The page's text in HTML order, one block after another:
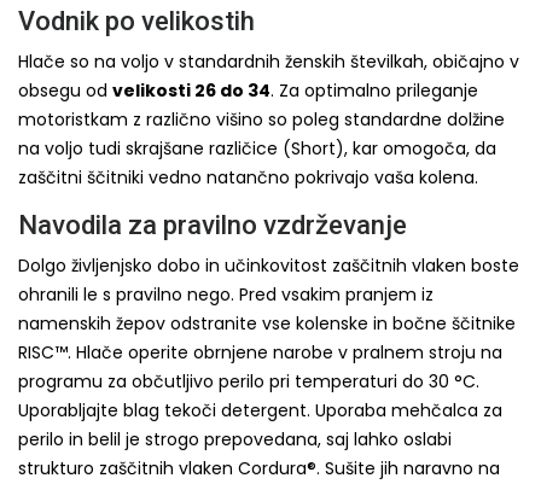
Vodnik po velikostih
Hlače so na voljo v standardnih ženskih številkah, običajno v
obsegu od velikosti 26 do 34. Za optimalno prileganje
motoristkam z različno višino so poleg standardne dolžine
na voljo tudi skrajšane različice (Short), kar omogoča, da
zaščitni ščitniki vedno natančno pokrivajo vaša kolena.
Navodila za pravilno vzdrževanje
Dolgo življenjsko dobo in učinkovitost zaščitnih vlaken boste
ohranili le s pravilno nego. Pred vsakim pranjem iz
namenskih žepov odstranite vse kolenske in bočne ščitnike
RISC™. Hlače operite obrnjene narobe v pralnem stroju na
programu za občutljivo perilo pri temperaturi do 30 °C.
Uporabljajte blag tekoči detergent. Uporaba mehčalca za
perilo in belil je strogo prepovedana, saj lahko oslabi
strukturo zaščitnih vlaken Cordura®. Sušite jih naravno na